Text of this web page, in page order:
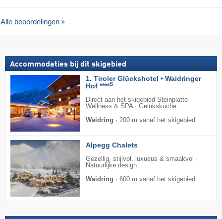
Alle beoordelingen
Accommodaties bij dit skigebied
1. Tiroler Glückshotel • Waidringer
Hof ****S
Direct aan het skigebied Steinplatte ·
Wellness & SPA · Geluksküche
Waidring · 200 m vanaf het skigebied
Alpegg Chalets
Gezellig, stijlvol, luxueus & smaakvol ·
Natuurlijke design
Waidring · 600 m vanaf het skigebied